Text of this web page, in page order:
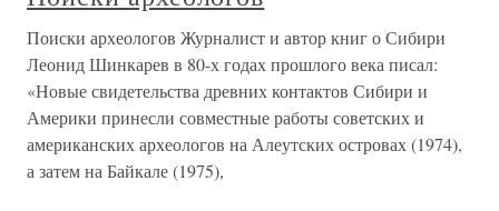
Поиски археологов Журналист и автор книг о Сибири
Леонид Шинкарев в 80-х годах прошлого века писал:
«Новые свидетельства древних контактов Сибири и
Америки принесли совместные работы советских и
американских археологов на Алеутских островах (1974),
а затем на Байкале (1975),